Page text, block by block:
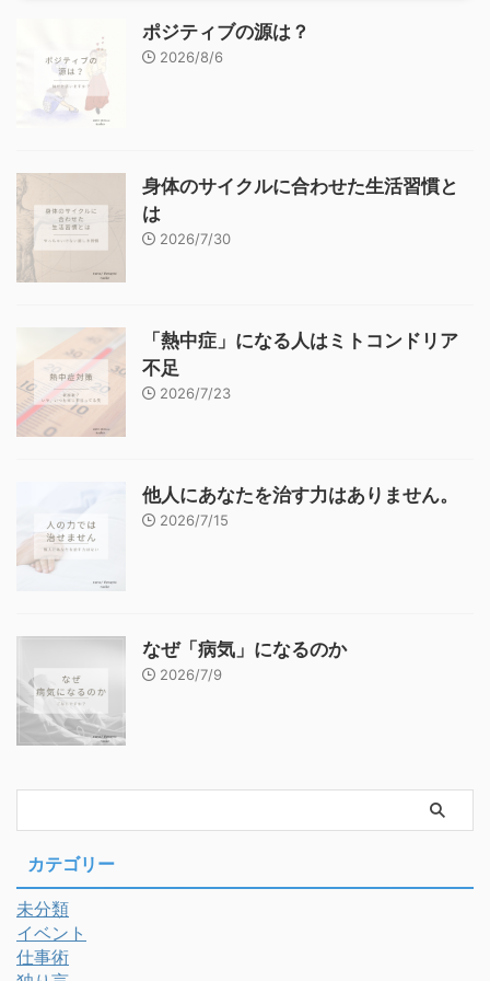
ポジティブの源は？
2026/8/6
身体のサイクルに合わせた生活習慣と
は
2026/7/30
「熱中症」になる人はミトコンドリア
不足
2026/7/23
他人にあなたを治す力はありません。
2026/7/15
なぜ「病気」になるのか
2026/7/9
カテゴリー
未分類
イベント
仕事術